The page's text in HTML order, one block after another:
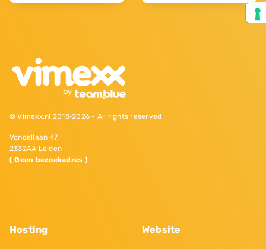
© Vimexx.nl 2015‐2026 - All rights reserved
Vondellaan 47,
2332AA Leiden
( Geen bezoekadres )
Hosting Website